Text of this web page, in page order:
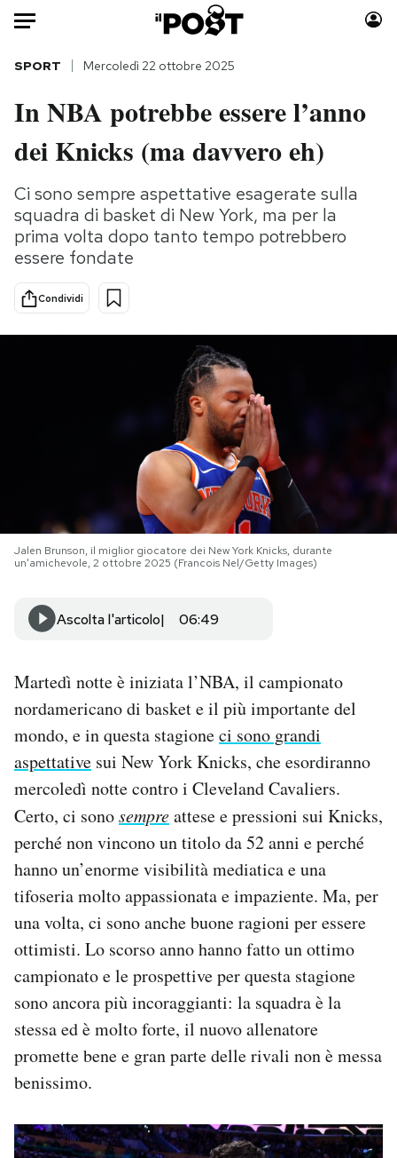
Auto
HOME
Italia
Politica
Tecnologia
Internet
Cultura
Moda
Consumismi
Storie/Idee
Ok Boomer!
Mondiali calcio 2026
I MIEI PREFERITI
SHOP
Area Personale
Newsletter
Notifiche mobile
Esci
SPORT Mercoledì 22 ottobre 2025
In NBA potrebbe essere l’anno
dei Knicks (ma davvero eh)
Ci sono sempre aspettative esagerate sulla
squadra di basket di New York, ma per la
prima volta dopo tanto tempo potrebbero
essere fondate
Condividi
Jalen Brunson, il miglior giocatore dei New York Knicks, durante
un'amichevole, 2 ottobre 2025 (Francois Nel/Getty Images)
Ascolta l'articolo 06:49
Martedì notte è iniziata l’NBA, il campionato
nordamericano di basket e il più importante del
mondo, e in questa stagioneci sono grandi
aspettative sui New York Knicks, che esordiranno
mercoledì notte contro i Cleveland Cavaliers.
Certo, ci sonosempreattese e pressioni sui Knicks,
perché non vincono un titolo da 52 anni e perché
hanno un’enorme visibilità mediatica e una
tifoseria molto appassionata e impaziente. Ma, per
una volta, ci sono anche buone ragioni per essere
ottimisti. Lo scorso anno hanno fatto un ottimo
campionato e le prospettive per questa stagione
sono ancora più incoraggianti: la squadra è la
stessa ed è molto forte, il nuovo allenatore
promette bene e gran parte delle rivali non è messa
benissimo.